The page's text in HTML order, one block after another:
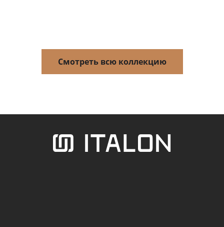
Смотреть всю коллекцию